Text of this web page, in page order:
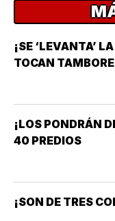
¡SE ‘LEVANTA’
TOCAN
¡LOS PONDRÁN
40 PREDIOS
¡SON DE TRES